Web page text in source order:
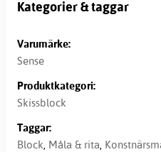
Kategorier & taggar
Varumärke:
Sense
Produktkategori:
Skissblock
Taggar:
Block, Måla & rita,